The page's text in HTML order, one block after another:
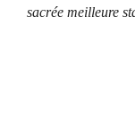
sacrée meilleure